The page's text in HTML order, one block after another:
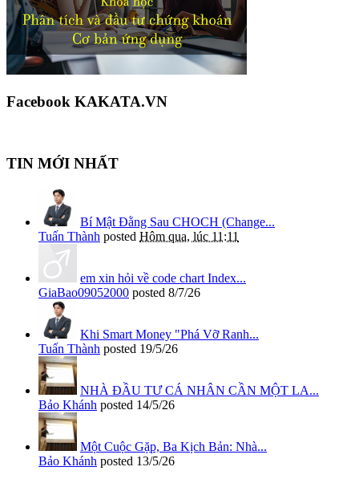
Facebook KAKATA.VN
TIN MỚI NHẤT
Bí Mật Đằng Sau CHOCH (Change...
Tuấn Thành posted Hôm qua, lúc 11:11
em xin hỏi về code chart Index...
GiaBao09052000 posted 8/7/26
Khi Smart Money "Phá Vỡ Ranh...
Tuấn Thành posted 19/5/26
NHÀ ĐẦU TƯ CÁ NHÂN CẦN MỘT LA...
Bảo Khánh posted 14/5/26
Một Cuộc Gặp, Ba Kịch Bản: Nhà...
Bảo Khánh posted 13/5/26